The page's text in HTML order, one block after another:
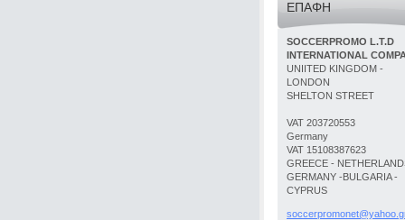
ΕΠΑΦΉ
SOCCERPROMO L.T.D
INTERNATIONAL
UNIITED KINGDOM -
LONDON
SHELTON STREET
VAT 203720553
Germany
VAT 15108387623
GREECE -
GERMANY -BULGARIA -
CYPRUS
soccerpromonet@y